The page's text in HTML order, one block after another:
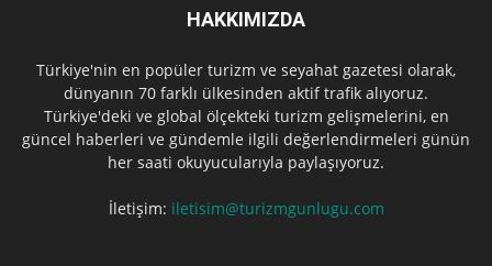
HAKKIMIZDA
Türkiye'nin en popüler turizm ve seyahat gazetesi olarak,
dünyanın 70 farklı ülkesinden aktif trafik alıyoruz.
Türkiye'deki ve global ölçekteki turizm gelişmelerini, en
güncel haberleri ve gündemle ilgili değerlendirmeleri günün
her saati okuyucularıyla paylaşıyoruz.
İletişim: iletisim@turizmgunlugu.com